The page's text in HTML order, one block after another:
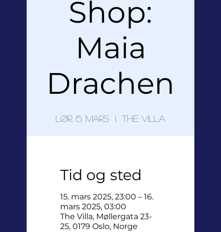
Shop:
Maia
Drachen
lør. 15. mars
  |
The Villa
Tid og sted
15. mars 2025, 23:00 – 16.
mars 2025, 03:00
The Villa, Møllergata 23-
25, 0179 Oslo, Norge